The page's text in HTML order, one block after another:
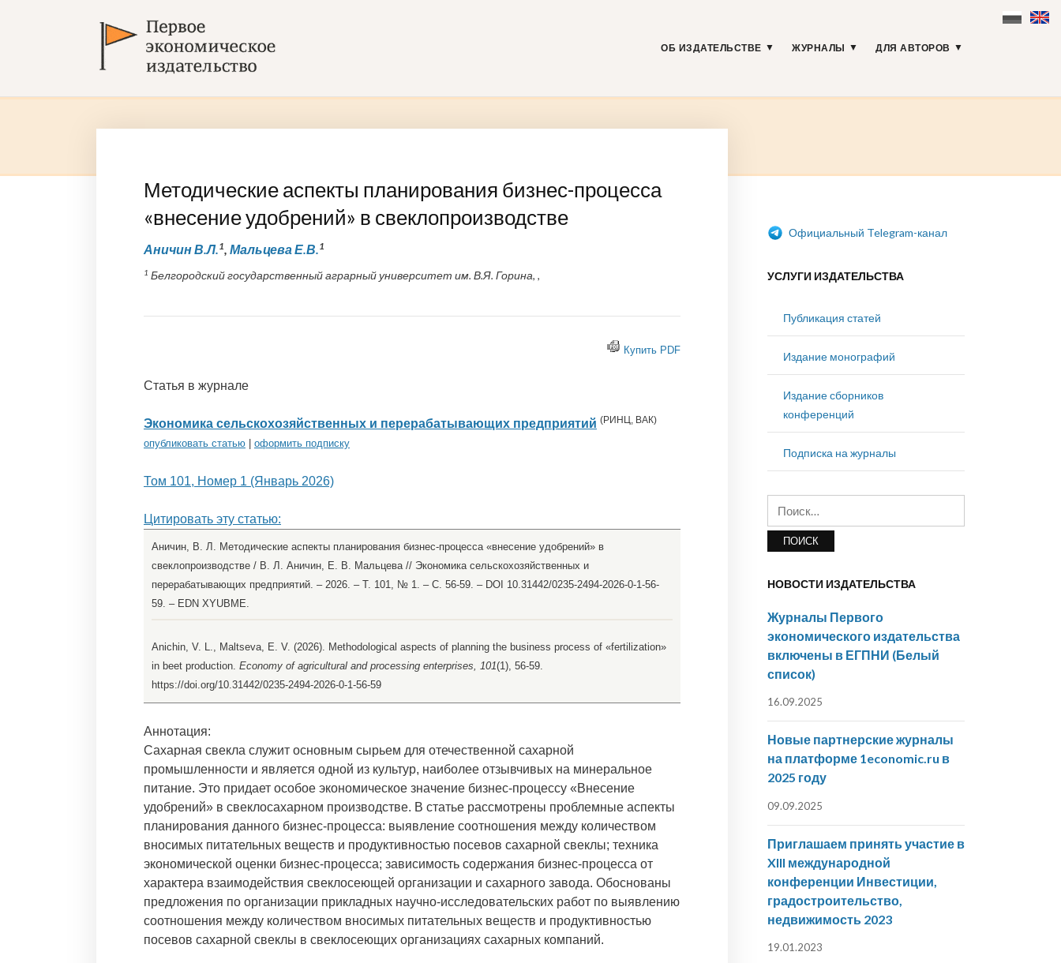
ОБ ИЗДАТЕЛЬСТВЕ ЖУРНАЛЫ ДЛЯ АВТОРОВ
Методические аспекты планирования бизнес-процесса
«внесение удобрений» в свеклопроизводстве
Аничин В.Л.1, Мальцева Е.В.1
1 Белгородский государственный аграрный университет им. В.Я. Горина, ,
Купить PDF
Статья в журнале
Экономика сельскохозяйственных и перерабатывающих предприятий (РИНЦ, ВАК)
опубликовать статью оформить подписку
Том 101, Номер 1 (Январь 2026)
Цитировать эту статью:
Аничин, В. Л. Методические аспекты планирования бизнес-процесса «внесение удобрений» в
свеклопроизводстве / В. Л. Аничин, Е. В. Мальцева // Экономика сельскохозяйственных и
перерабатывающих предприятий. – 2026. – Т. 101, № 1. – С. 56-59. – DOI 10.31442/0235-2494-2026-0-1-56-
59. – EDN XYUBME.
Anichin, V. L., Maltseva, E. V. (2026). Methodological aspects of planning the business process of «fertilization»
in beet production. Economy of agricultural and processing enterprises, 101(1), 56-59.
https://doi.org/10.31442/0235-2494-2026-0-1-56-59
Аннотация:
Сахарная свекла служит основным сырьем для отечественной сахарной
промышленности и является одной из культур, наиболее отзывчивых на минеральное
питание. Это придает особое экономическое значение бизнес-процессу «Внесение
удобрений» в свеклосахарном производстве. В статье рассмотрены проблемные аспекты
планирования данного бизнес-процесса: выявление соотношения между количеством
вносимых питательных веществ и продуктивностью посевов сахарной свеклы; техника
экономической оценки бизнес-процесса; зависимость содержания бизнес-процесса от
характера взаимодействия свеклосеющей организации и сахарного завода. Обоснованы
предложения по организации прикладных научно-исследовательских работ по выявлению
соотношения между количеством вносимых питательных веществ и продуктивностью
посевов сахарной свеклы в свеклосеющих организациях сахарных компаний.
Официальный Telegram-канал
УСЛУГИ ИЗДАТЕЛЬСТВА
Публикация статей
Издание монографий
Издание сборников
конференций
Подписка на журналы
НОВОСТИ ИЗДАТЕЛЬСТВА
Журналы Первого
экономического издательства
включены в ЕГПНИ (Белый
список)
16.09.2025
Новые партнерские журналы
на платформе 1economic.ru в
2025 году
09.09.2025
Приглашаем принять участие в
XIII международной
конференции Инвестиции,
градостроительство,
недвижимость 2023
19.01.2023